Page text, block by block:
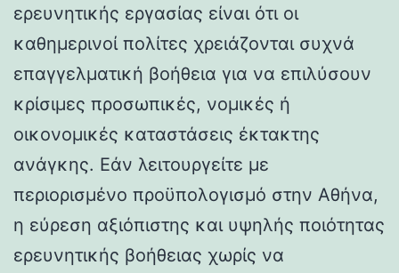
ερευνητικής εργασίας είναι ότι οι
καθημερινοί πολίτες χρειάζονται συχνά
επαγγελματική βοήθεια για να επιλύσουν
κρίσιμες προσωπικές, νομικές ή
οικονομικές καταστάσεις έκτακτης
ανάγκης. Εάν λειτουργείτε με
περιορισμένο προϋπολογισμό στην Αθήνα,
η εύρεση αξιόπιστης και υψηλής ποιότητας
ερευνητικής βοήθειας χωρίς να